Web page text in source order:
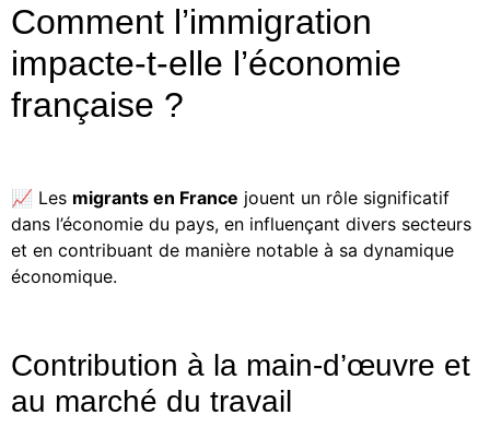
Comment l’immigration
impacte-t-elle l’économie
française ?
📈 Les migrants en France jouent un rôle significatif
dans l’économie du pays, en influençant divers secteurs
et en contribuant de manière notable à sa dynamique
économique.
Contribution à la main-d’œuvre et
au marché du travail